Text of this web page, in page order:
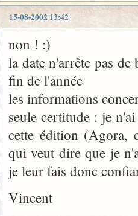
15-08-2002 13:42
non ! :)
la date n'arrête pas
fin de l'année
les informations
seule certitude : je
cette édition (Agora,
qui veut dire que je
je leur fais donc
Vincent